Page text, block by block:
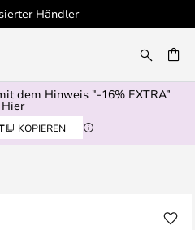
Händler
dem Hinweis "-16% EXTRA”
Hier
KOPIEREN